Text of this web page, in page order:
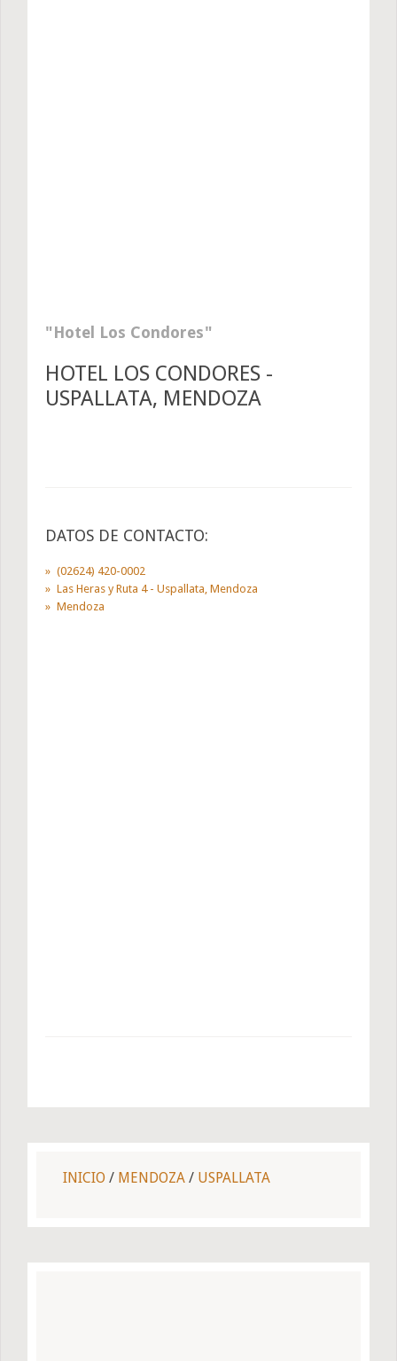
Hotel Los Condores
HOTEL LOS CONDORES -
USPALLATA, MENDOZA
DATOS DE CONTACTO:
(02624) 420-0002
Las Heras y Ruta 4 - Uspallata, Mendoza
Mendoza
INICIO / MENDOZA / USPALLATA